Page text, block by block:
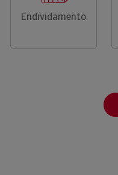
Endividamento